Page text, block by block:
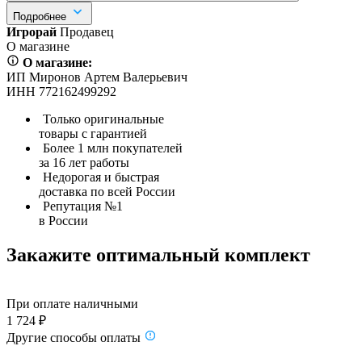
Подробнее
Игрорай Продавец
О магазине
О магазине:
ИП Миронов Артем Валерьевич
ИНН 772162499292
Только оригинальные
товары с гарантией
Более 1 млн покупателей
за 16 лет работы
Недорогая и быстрая
доставка по всей России
Репутация №1
в России
Закажите оптимальный комплект
При оплате наличными
1 724 ₽
Другие способы оплаты